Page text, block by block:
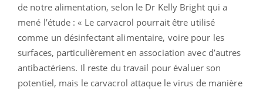
de notre alimentation, selon le Dr Kelly Bright qui a
mené l’étude : « Le carvacrol pourrait être utilisé
comme un désinfectant alimentaire, voire pour les
surfaces, particulièrement en association avec d’autres
antibactériens. Il reste du travail pour évaluer son
potentiel, mais le carvacrol attaque le virus de manière